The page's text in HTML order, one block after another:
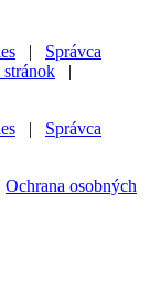
| Správca
stránok |
| Správca
Ochrana osobných